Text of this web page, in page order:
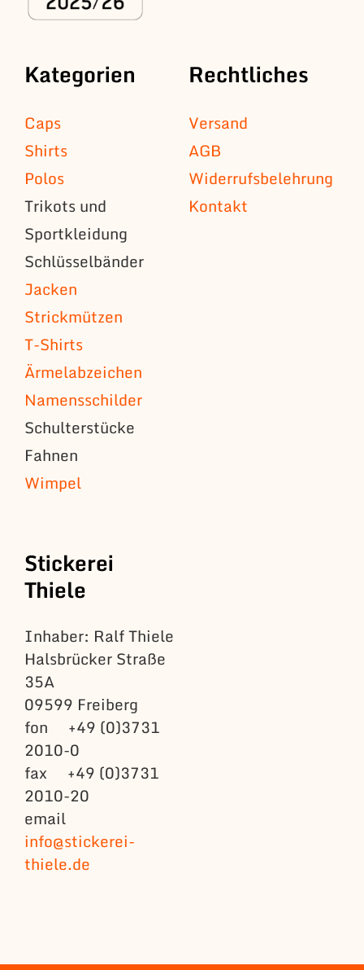
Kategorien
Caps
Shirts
Polos
Trikots und
Sportkleidung
Schlüsselbänder
Jacken
Strickmützen
T-Shirts
Ärmelabzeichen
Namensschilder
Schulterstücke
Fahnen
Wimpel
Rechtliches
Versand
AGB
Widerrufsbelehrung
Kontakt
Stickerei
Thiele
Inhaber: Ralf Thiele
Halsbrücker Straße
35A
09599 Freiberg
fon +49 (0)3731
2010-0
fax +49 (0)3731
2010-20
email
info@stickerei-
thiele.de